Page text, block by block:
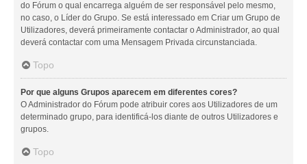
do Fórum o qual encarrega alguém de ser responsável pelo mesmo,
no caso, o Líder do Grupo. Se está interessado em Criar um Grupo de
Utilizadores, deverá primeiramente contactar o Administrador, ao qual
deverá contactar com uma Mensagem Privada circunstanciada.
Topo
Por que alguns Grupos aparecem em diferentes cores?
O Administrador do Fórum pode atribuir cores aos Utilizadores de um
determinado grupo, para identificá-los diante de outros Utilizadores e
grupos.
Topo